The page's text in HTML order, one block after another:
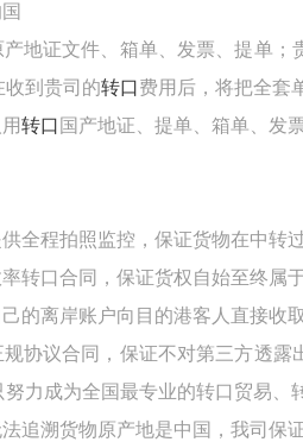
地证文件、箱单、发票、提单
收到贵司的转口费用后，将把全套
转口 国产地证、提单、箱单、发
全程拍照监控，保证货物在中转
转口合同，保证货权自始至终属
的离岸账户向目的港客人直接收
协议合同，保证不对第三方透
力成为全国最专业的转口贸易、
追溯货物原产地是中国，我司保